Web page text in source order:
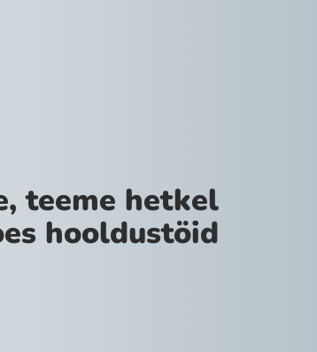
teeme hetkel
hooldustöid